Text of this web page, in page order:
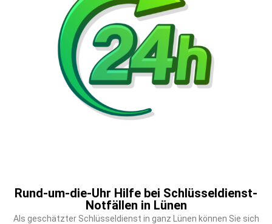
Rund-um-die-Uhr Hilfe bei Schlüsseldienst-
Notfällen in Lünen
Als geschätzter Schlüsseldienst in ganz Lünen können Sie sich